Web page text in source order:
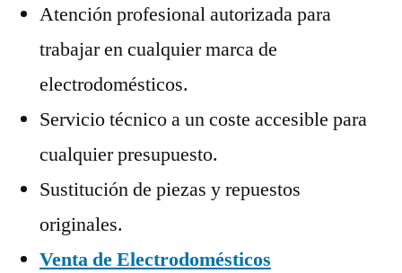
Atención profesional autorizada para
trabajar en cualquier marca de
electrodomésticos.
Servicio técnico a un coste accesible para
cualquier presupuesto.
Sustitución de piezas y repuestos
originales.
Venta de Electrodomésticos